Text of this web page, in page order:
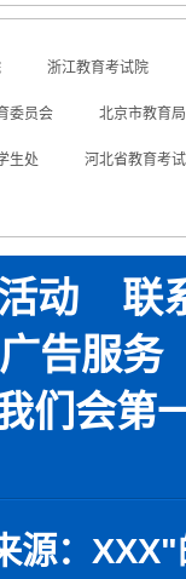
浙江教育考试院
委员会 北京市教育局
生处 河北省教育考
动
联
广告服务
们会第
源： XXX"